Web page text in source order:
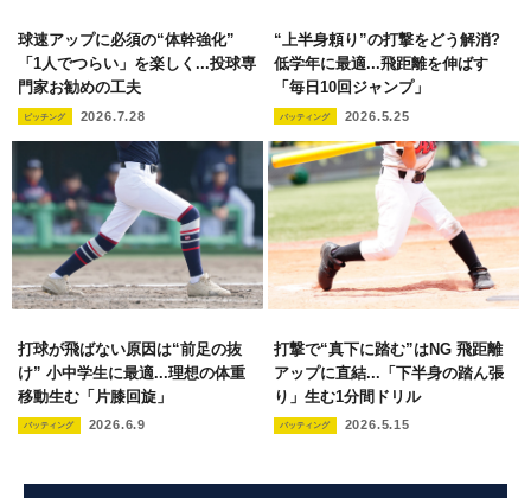
球速アップに必須の“体幹強化”
「1人でつらい」を楽しく...投球専
門家お勧めの工夫
ピッチング 2026.7.28
“上半身頼り”の打撃をどう解消?
低学年に最適...飛距離を伸ばす
「毎日10回ジャンプ」
バッティング 2026.5.25
打球が飛ばない原因は“前足の抜
け” 小中学生に最適...理想の体重
移動生む「片膝回旋」
バッティング 2026.6.9
打撃で“真下に踏む”はNG 飛距離
アップに直結...「下半身の踏ん張
り」生む1分間ドリル
バッティング 2026.5.15